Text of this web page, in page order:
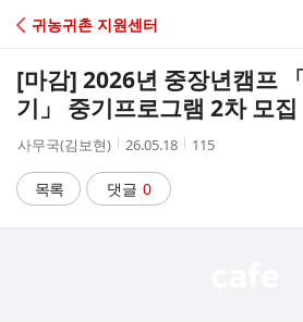
C
A
귀농귀촌 지원센터
[마감] 2026년 중장년캠프
기」 중기프로그램 2차 모집
작
자
사무국(김보현)
작
시
간
26.05.18
조
115
목록 댓글 0